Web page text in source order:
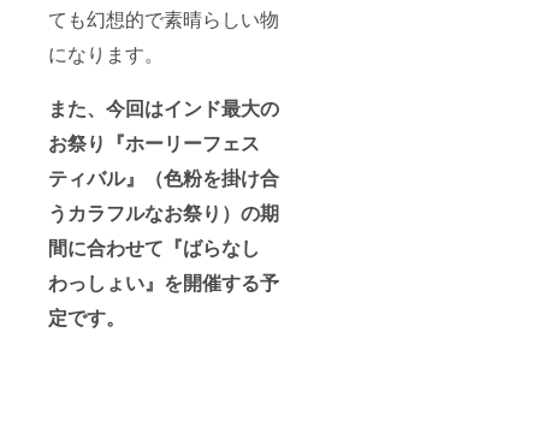
ても幻想的で素晴らしい物
になります。
また、今回はインド最大の
お祭り『ホーリーフェス
ティバル』（色粉を掛け合
うカラフルなお祭り）の期
間に合わせて『ばらなし
わっしょい』を開催する予
定です。